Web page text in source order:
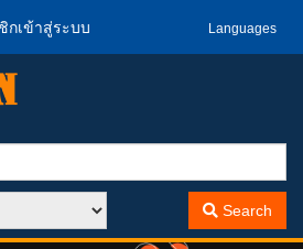
กเข้าสู่ระบบ Languages
Search